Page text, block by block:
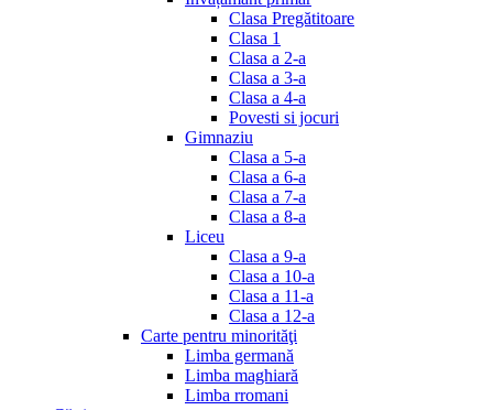
Clasa Pregătitoare
Clasa 1
Clasa a 2-a
Clasa a 3-a
Clasa a 4-a
Povesti si jocuri
Gimnaziu
Clasa a 5-a
Clasa a 6-a
Clasa a 7-a
Clasa a 8-a
Liceu
Clasa a 9-a
Clasa a 10-a
Clasa a 11-a
Clasa a 12-a
Carte pentru minorităţi
Limba germană
Limba maghiară
Limba rromani